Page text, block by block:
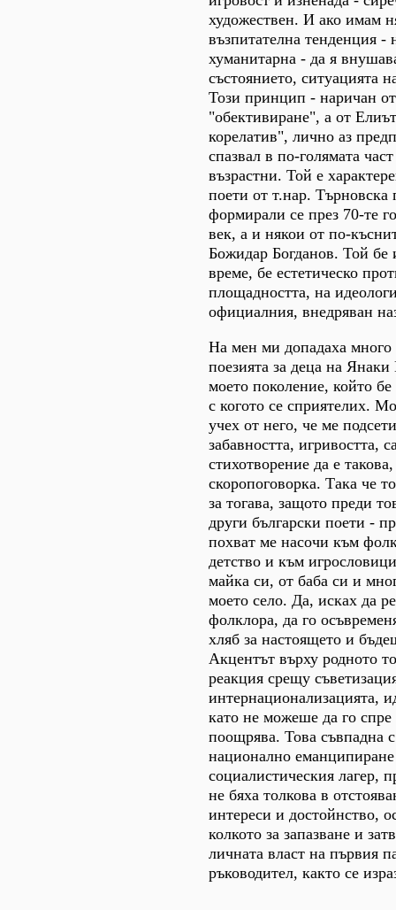
художествен. И ако имам
възпитателна тенденция -
хуманитарна - да я
състоянието, ситуацията
Този принцип - наричан
"обективиране", а от
корелатив", лично аз
спазвал в по-голямата
възрастни. Той е
поети от т.нар. Търновска
формирали се през 70-те
век, а и някои от по-
Божидар Богданов. Той бе
време, бе естетическо
площадността, на
официалния, внедряван
На мен ми допадаха много
поезията за деца на
моето поколение, който
с когото се сприятелих.
учех от него, че ме
забавността, игривостта,
стихотворение да е
скоропоговорка. Така че
за тогава, защото преди
други български поети -
похват ме насочи към
детство и към
майка си, от баба си и
моето село. Да, исках да
фолклора, да го
хляб за настоящето и
Акцентът върху родното
реакция срещу
интернационализацията,
като не можеше да го спре
поощрява. Това съвпадна
национално
социалистическия лагер,
не бяха толкова в
интереси и достойнство,
колкото за запазване и
личната власт на първия
ръководител, както се